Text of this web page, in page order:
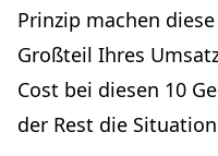
Prinzip machen
Großteil Ihres
Cost bei diesen 10
der Rest die